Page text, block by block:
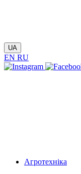
UA
EN RU
Агротехніка